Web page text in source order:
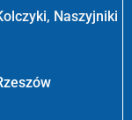
Naszyjniki